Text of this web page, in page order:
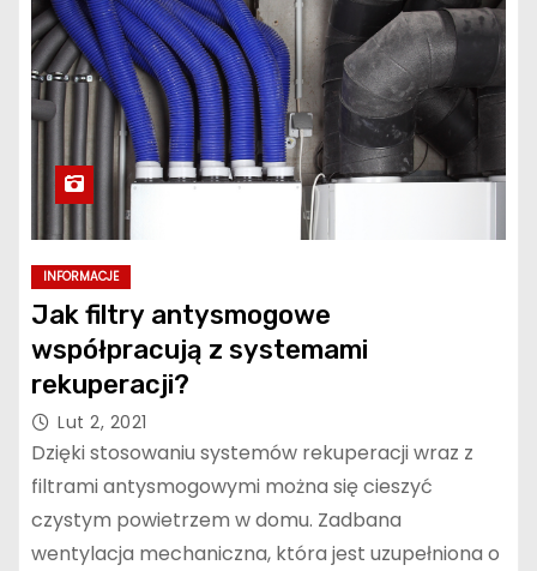
INFORMACJE
Jak filtry antysmogowe
współpracują z systemami
rekuperacji?
Lut 2, 2021
Dzięki stosowaniu systemów rekuperacji wraz z
filtrami antysmogowymi można się cieszyć
czystym powietrzem w domu. Zadbana
wentylacja mechaniczna, która jest uzupełniona o